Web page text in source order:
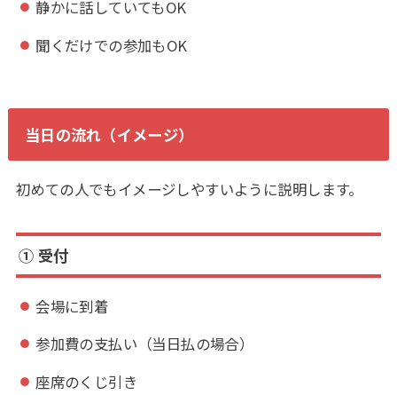
静かに話していてもOK
聞くだけでの参加もOK
当日の流れ（イメージ）
初めての人でもイメージしやすいように説明します。
① 受付
会場に到着
参加費の支払い（当日払の場合）
座席のくじ引き